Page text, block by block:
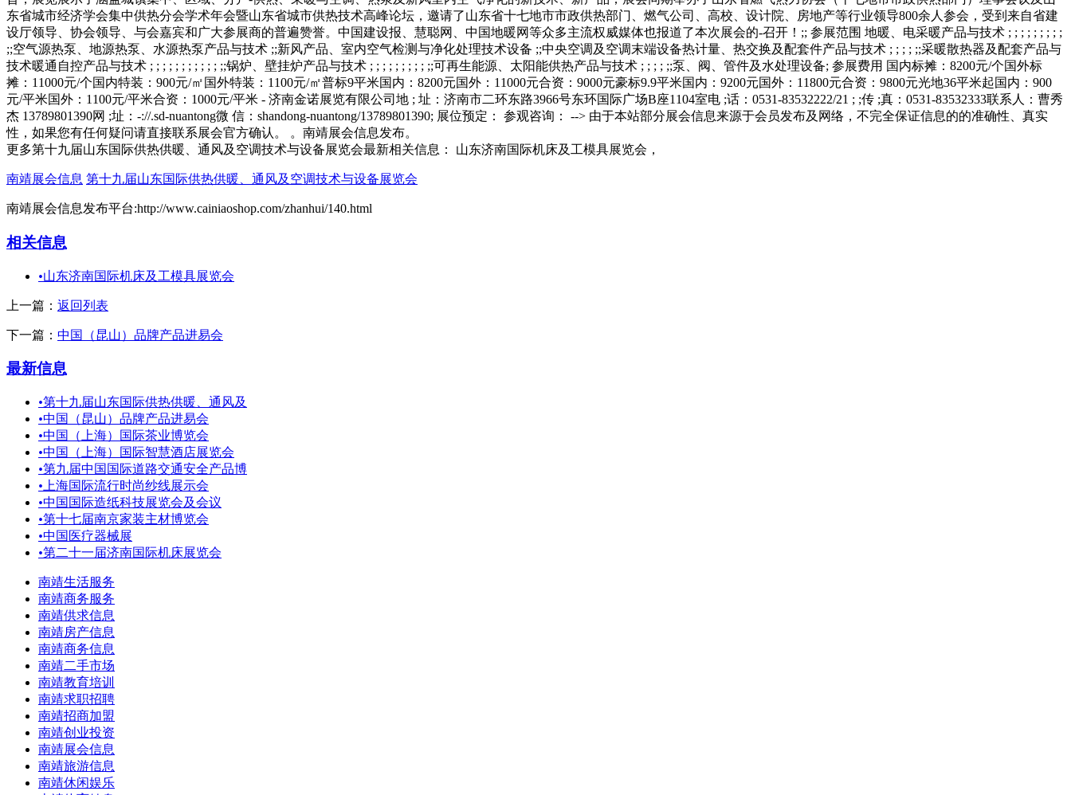
东省城市经济学会集中供热分会学术年会暨山东省城市供热技术高峰论坛，邀请了山东省十七地市市政供热部门、燃气公司、高校、设计院、房地产等行业领导800余人参会，受到来自省建
设厅领导、协会领导、与会嘉宾和广大参展商的普遍赞誉。中国建设报、慧聪网、中国地暖网等众多主流权威媒体也报道了本次展会的-召开！;; 参展范围 地暖、电采暖产品与技术 ; ; ; ; ; ; ; ; ;
;;空气源热泵、地源热泵、水源热泵产品与技术 ;;新风产品、室内空气检测与净化处理技术设备 ;;中央空调及空调末端设备热计量、热交换及配套件产品与技术 ; ; ; ; ;;采暖散热器及配套产品与
技术暖通自控产品与技术 ; ; ; ; ; ; ; ; ; ; ; ;;锅炉、壁挂炉产品与技术 ; ; ; ; ; ; ; ; ; ;;可再生能源、太阳能供热产品与技术 ; ; ; ; ;;泵、阀、管件及水处理设备; 参展费用 国内标摊：8200元/个国外标
摊：11000元/个国内特装：900元/㎡国外特装：1100元/㎡普标9平米国内：8200元国外：11000元合资：9000元豪标9.9平米国内：9200元国外：11800元合资：9800元光地36平米起国内：900
元/平米国外：1100元/平米合资：1000元/平米 - 济南金诺展览有限公司地 ; 址：济南市二环东路3966号东环国际广场B座1104室电 ;话：0531-83532222/21 ; ;传 ;真：0531-83532333联系人：曹秀
杰 13789801390网 ;址：-://.sd-nuantong微 信：shandong-nuantong/13789801390; 展位预定： 参观咨询： --> 由于本站部分展会信息来源于会员发布及网络，不完全保证信息的的准确性、真实
性，如果您有任何疑问请直接联系展会官方确认。 。南靖展会信息发布。
更多第十九届山东国际供热供暖、通风及空调技术与设备展览会最新相关信息： 山东济南国际机床及工模具展览会，
南靖展会信息 第十九届山东国际供热供暖、通风及空调技术与设备展览会
南靖展会信息发布平台:http://www.cainiaoshop.com/zhanhui/140.html
相关信息
•山东济南国际机床及工模具展览会
上一篇： 返回列表
下一篇： 中国（昆山）品牌产品进易会
最新信息
•第十九届山东国际供热供暖、通风及
•中国（昆山）品牌产品进易会
•中国（上海）国际茶业博览会
•中国（上海）国际智慧酒店展览会
•第九届中国国际道路交通安全产品博
• 上海国际流行时尚纱线展示会
•中国国际造纸科技展览会及会议
•第十七届南京家装主材博览会
•中国医疗器械展
•第二十一届济南国际机床展览会
南靖生活服务
南靖商务服务
南靖供求信息
南靖房产信息
南靖商务信息
南靖二手市场
南靖教育培训
南靖求职招聘
南靖招商加盟
南靖创业投资
南靖展会信息
南靖旅游信息
南靖休闲娱乐